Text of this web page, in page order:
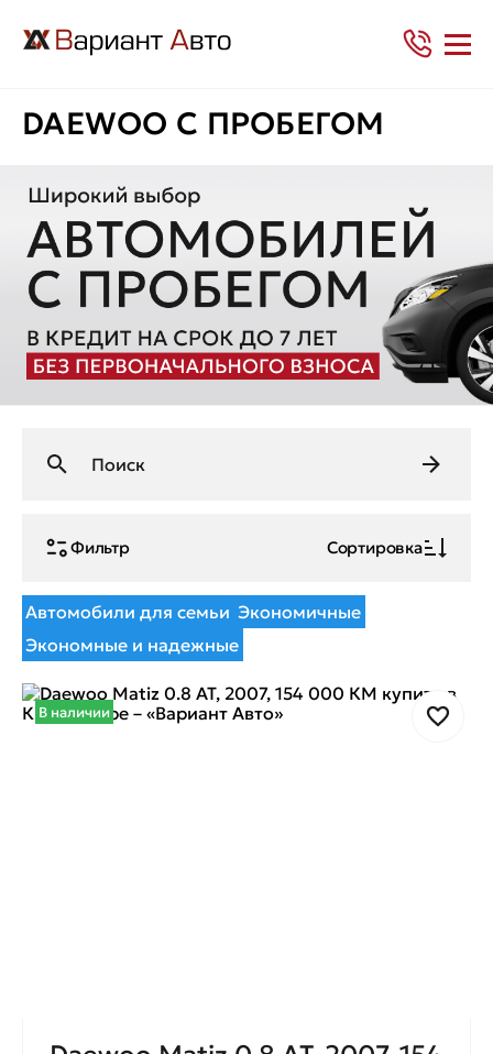
DAEWOO С ПРОБЕГОМ
Фильтр Сортировка
Автомобили для семьи Экономичные
Экономные и надежные
В наличии